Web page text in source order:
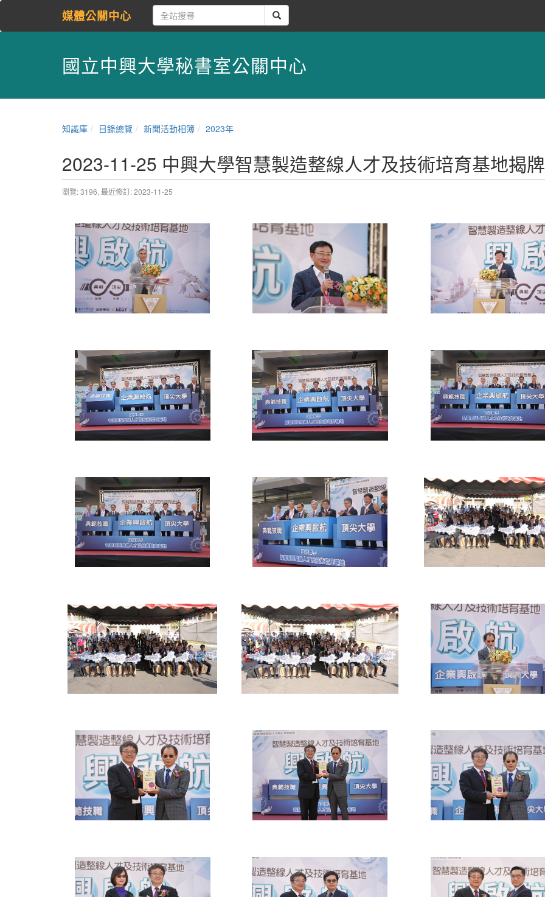
媒體公關中心
國立中興大學秘書室公關中心
知識庫 目錄總覽 新聞活動相簿 2023年
2023-11-25 中興大學智慧製造整線人才及技術培育基地揭
瀏覽: 3196, 最近修訂: 2023-11-25